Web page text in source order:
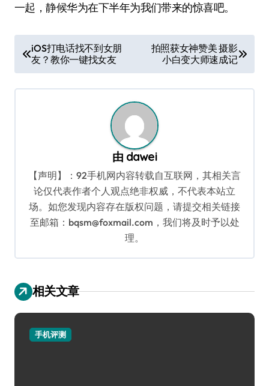
一起，静候华为在下半年为我们带来的惊喜吧。
章
导
iOS打电话找不到女朋
友？教你一键找女友
拍照获女神赞美 摄影
小白变大师速成记
由 dawei
【声明】：92手机网内容转载自互联网，其相关言
论仅代表作者个人观点绝非权威，不代表本站立
场。如您发现内容存在版权问题，请提交相关链接
至邮箱：bqsm@foxmail.com，我们将及时予以处
理。
相关文章
手机评测